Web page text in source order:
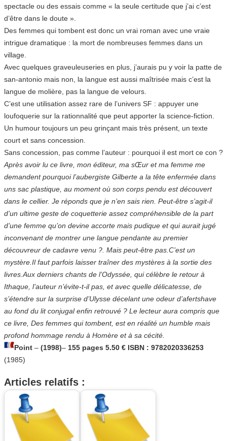
spectacle ou des essais comme « la seule certitude que j’ai c’est
d’être dans le doute ».
Des femmes qui tombent est donc un vrai roman avec une vraie
intrigue dramatique : la mort de nombreuses femmes dans un
village.
Avec quelques graveuleuseries en plus, j’aurais pu y voir la patte de
san-antonio mais non, la langue est aussi maîtrisée mais c’est la
langue de molière, pas la langue de velours.
C’est une utilisation assez rare de l’univers SF : appuyer une
loufoquerie sur la rationnalité que peut apporter la science-fiction.
Un humour toujours un peu grinçant mais très présent, un texte
court et sans concession.
Sans concession, pas comme l’auteur : pourquoi il est mort ce con ?
Après avoir lu ce livre, mon éditeur, ma sŒur et ma femme me
demandent pourquoi l’aubergiste Gilberte a la tête enfermée dans
uns sac plastique, au moment où son corps pendu est découvert
dans le cellier. Je réponds que je n’en sais rien. Peut-être s’agit-il
d’un ultime geste de coquetterie assez compréhensible de la part
d’une femme qu’on devine accorte mais pudique et qui aurait jugé
inconvenant de montrer une langue pendante au premier
découvreur de cadavre venu ?. Mais peut-être pas.C’est un
mystère.Il faut parfois laisser traîner des mystères à la sortie des
livres.Aux derniers chants de l’Odyssée, qui célèbre le retour à
Ithaque, l’auteur n’évite-t-il pas, et avec quelle délicatesse, de
s’étendre sur la surprise d’Ulysse décelant une odeur d’afertshave
au fond du lit conjugal enfin retrouvé ? Le lecteur aura compris que
ce livre, Des femmes qui tombent, est en réalité un humble mais
profond hommage rendu à Homère et à sa cécité.
Point – (1998)– 155 pages 5.50 € ISBN : 9782020336253
(1985)
Articles relatifs :